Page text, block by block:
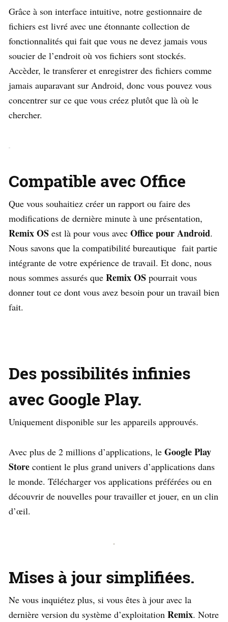
Grâce à son interface intuitive, notre gestionnaire de
fichiers est livré avec une étonnante collection de
fonctionnalités qui fait que vous ne devez jamais vous
soucier de l’endroit où vos fichiers sont stockés.
Accèder, le transferer et enregistrer des fichiers comme
jamais auparavant sur Android, donc vous pouvez vous
concentrer sur ce que vous créez plutôt que là où le
chercher.
Compatible avec Office
Que vous souhaitiez créer un rapport ou faire des
modifications de dernière minute à une présentation,
Remix OS est là pour vous avec Office pour Android.
Nous savons que la compatibilité bureautique fait partie
intégrante de votre expérience de travail. Et donc, nous
nous sommes assurés que Remix OS pourrait vous
donner tout ce dont vous avez besoin pour un travail bien
fait.
Des possibilités infinies
avec Google Play.
Uniquement disponible sur les appareils approuvés.
Avec plus de 2 millions d’applications, le Google Play
Store contient le plus grand univers d’applications dans
le monde. Télécharger vos applications préférées ou en
découvrir de nouvelles pour travailler et jouer, en un clin
d’œil.
Mises à jour simplifiées.
Ne vous inquiétez plus, si vous êtes à jour avec la
dernière version du système d’exploitation Remix. Notre